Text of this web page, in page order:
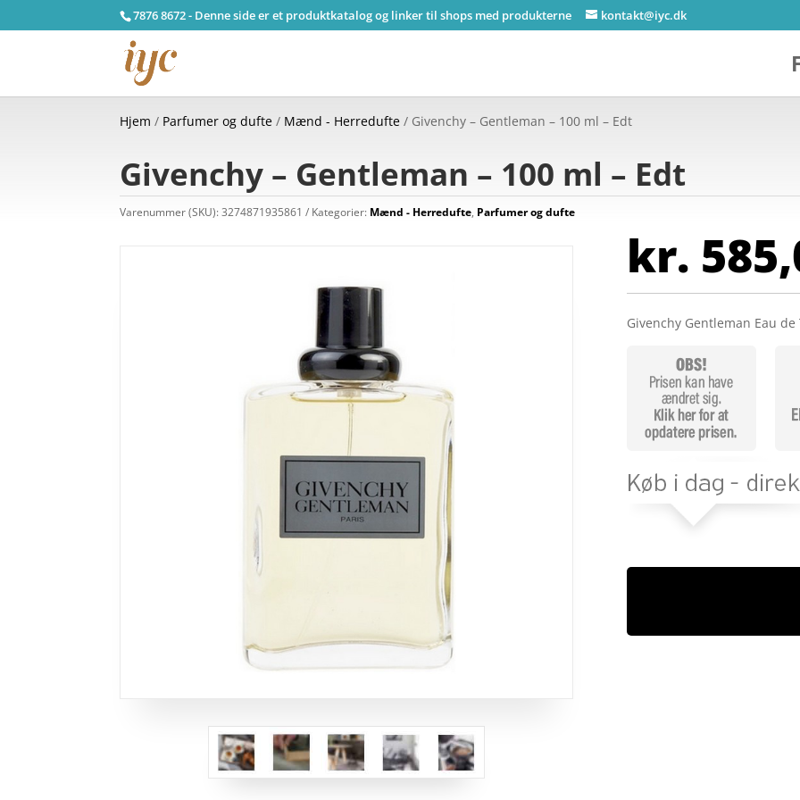
7876 8672 - Denne side er et produktkatalog og linker til shops med produkterne kontakt@iyc.dk
Hjem / Parfumer og dufte / Mænd - Herredufte / Givenchy – Gentleman – 100 ml – Edt
Givenchy – Gentleman – 100 ml – Edt
Varenummer (SKU):3274871935861 Kategorier: Mænd - Herredufte, Parfumer og dufte
kr.
Givenchy Gentleman Eau